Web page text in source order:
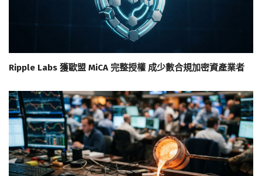
Ripple Labs 獲歐盟 MiCA 完整授權 成少數合規加密資產業者